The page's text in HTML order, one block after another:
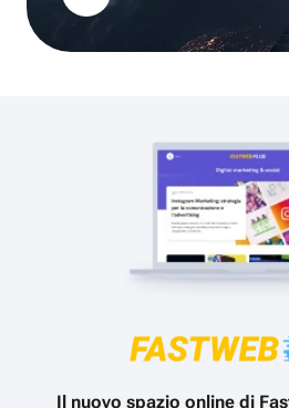
Il nuovo spazio online di